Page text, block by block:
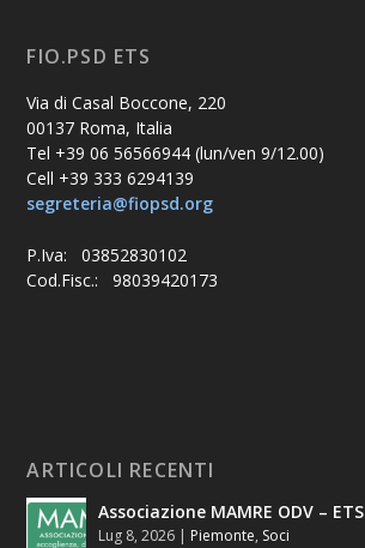
FIO.PSD ETS
Via di Casal Boccone, 220
00137 Roma, Italia
Tel +39 06 56566944 (lun/ven 9/12.00)
Cell +39 333 6294139
segreteria@fiopsd.org
P.Iva: 03852830102
Cod.Fisc.: 98039420173
ARTICOLI RECENTI
Associazione MAMRE ODV – ETS
Lug 8, 2026 | Piemonte, Soci